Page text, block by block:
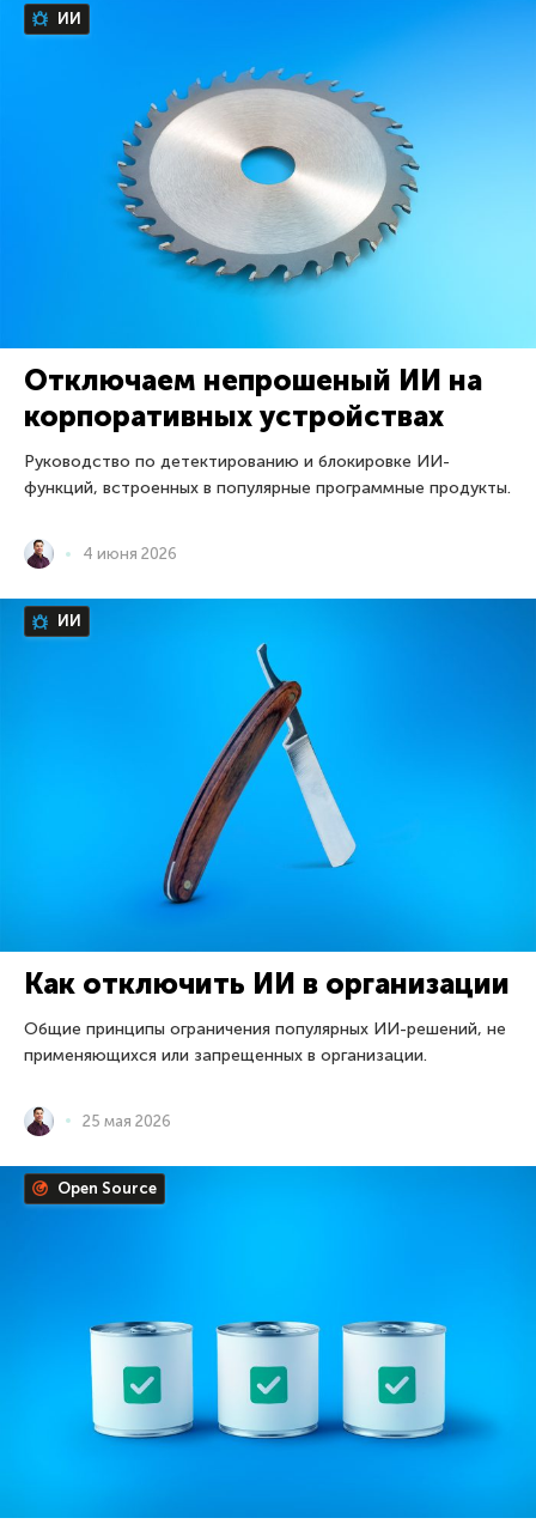
ИИ
Отключаем непрошеный ИИ на
корпоративных устройствах
Руководство по детектированию и блокировке ИИ-
функций, встроенных в популярные программные продукты.
4 июня 2026
ИИ
Как отключить ИИ в организации
Общие принципы ограничения популярных ИИ-решений, не
применяющихся или запрещенных в организации.
25 мая 2026
Open Source